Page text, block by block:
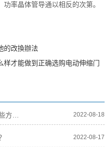
率晶体管导通以相反的次第。
的改換辦法
样才能做到正确选购电动伸缩门
青海不锈钢伸缩门故障排除有哪些方法？ 2022-08-18
2022-08-17